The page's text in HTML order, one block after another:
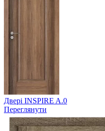
Двері INSPIRE A.0
Переглянути